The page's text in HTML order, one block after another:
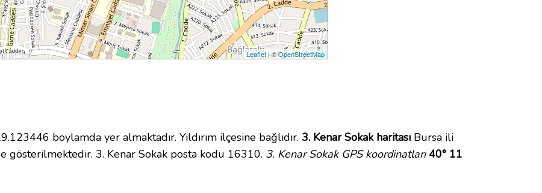
Leaflet | ©OpenStreetMap
boylamda yer almaktadır. Yıldırım ilçesine bağlıdır. 3. Kenar Sokak haritası Bursa ili
gösterilmektedir. 3. Kenar Sokak posta kodu 16310. 3. Kenar Sokak GPS koordinatları 40° 11